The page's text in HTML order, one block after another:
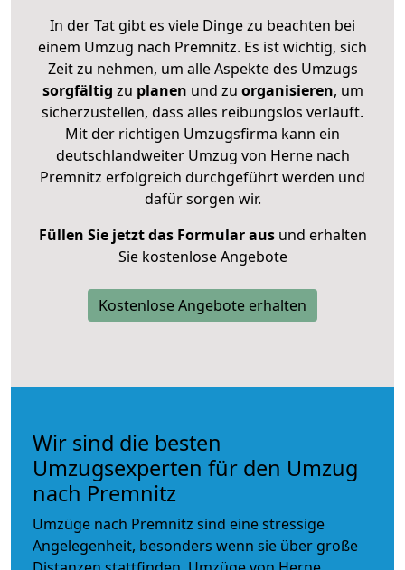
In der Tat gibt es viele Dinge zu beachten bei
einem Umzug nach Premnitz. Es ist wichtig, sich
Zeit zu nehmen, um alle Aspekte des Umzugs
sorgfältig zu planen und zu organisieren, um
sicherzustellen, dass alles reibungslos verläuft.
Mit der richtigen Umzugsfirma kann ein
deutschlandweiter Umzug von Herne nach
Premnitz erfolgreich durchgeführt werden und
dafür sorgen wir.
Füllen Sie jetzt das Formular ausund erhalten
Sie kostenlose Angebote
Kostenlose Angebote erhalten
Wir sind die besten
Umzugsexperten für den Umzug
nach Premnitz
Umzüge nach Premnitz sind eine stressige
Angelegenheit, besonders wenn sie über große